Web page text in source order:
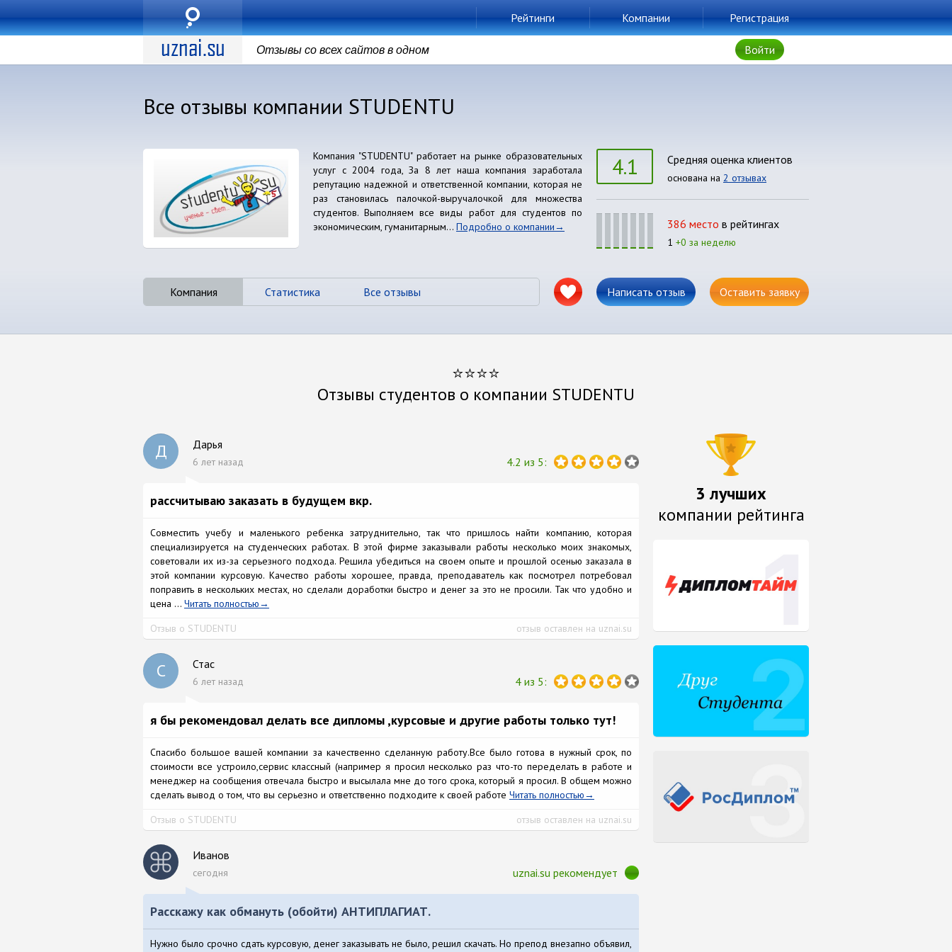
Рейтинги Компании Регистрация
Отзывы со всех сайтов в одном Войти
Все отзывы компании STUDENTU
Компания "STUDENTU" работает на рынке образовательных
услуг с 2004 года, За 8 лет наша компания заработала
репутацию надежной и ответственной компании, которая не
раз становилась палочкой-выручалочкой для множества
студентов. Выполняем все виды работ для студентов по
экономическим, гуманитарным... Подробно о компании
4.1 Средняя оценка клиентов
основана на 2 отзывах
386 место в рейтингах
1 +0 за неделю
Компания Статистика Все отзывы Написать отзыв Оставить заявку
⭐⭐⭐⭐
Отзывы студентов о компании STUDENTU
Д Дарья
6 лет назад 4.2 из 5:
рассчитываю заказать в будущем вкр.
Совместить учебу и маленького ребенка затруднительно, так что пришлось найти компанию, которая
специализируется на студенческих работах. В этой фирме заказывали работы несколько моих знакомых,
советовали их из-за серьезного подхода. Решила убедиться на своем опыте и прошлой осенью заказала в
этой компании курсовую. Качество работы хорошее, правда, преподаватель как посмотрел потребовал
поправить в нескольких местах, но сделали доработки быстро и денег за это не просили. Так что удобно и
цена ... Читать полностью
Отзыв о STUDENTU
отзыв оставлен на uznai.su
С Стас
6 лет назад 4 из 5:
я бы рекомендовал делать все дипломы ,курсовые и другие работы только тут!
Спасибо большое вашей компании за качественно сделанную работу.Все было готова в нужный срок, по
стоимости все устроило,сервис классный (например я просил несколько раз что-то переделать в работе и
менеджер на сообщения отвечала быстро и высылала мне до того срока, который я просил. В общем можно
сделать вывод о том, что вы серьезно и ответственно подходите к своей работе Читать полностью
Отзыв о STUDENTU
отзыв оставлен на uznai.su
Иванов
сегодня uznai.su рекомендует
Расскажу как обмануть (обойти) АНТИПЛАГИАТ.
Нужно было срочно сдать курсовую, денег заказывать не было, решил скачать. Но препод внезапно объявил,
3 лучших
компании рейтинга